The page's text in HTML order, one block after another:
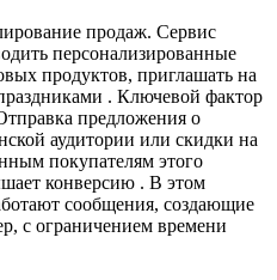
продаж. Сервис
персонализированные
продуктов, приглашать на
. Ключевой фактор
предложения о
аудитории или скидки на
покупателям этого
конверсию . В этом
сообщения, создающие
с ограничением времени